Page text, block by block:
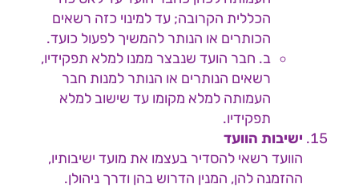
הכללית הקרובה; עד למינוי כזה רשאים
הכותרים או הנותר להמשיך לפעול כועד.
ב. חבר הועד שנבצר ממנו למלא תפקידיו,
רשאים הנותרים או הנותר למנות חבר
העמותה למלא מקומו עד שישוב למלא
תפקידיו.
ישיבות הוועד
הוועד רשאי להסדיר בעצמו את מועד ישיבותיו,
ההזמנה להן, המנין הדרוש בהן ודרך ניהולן.